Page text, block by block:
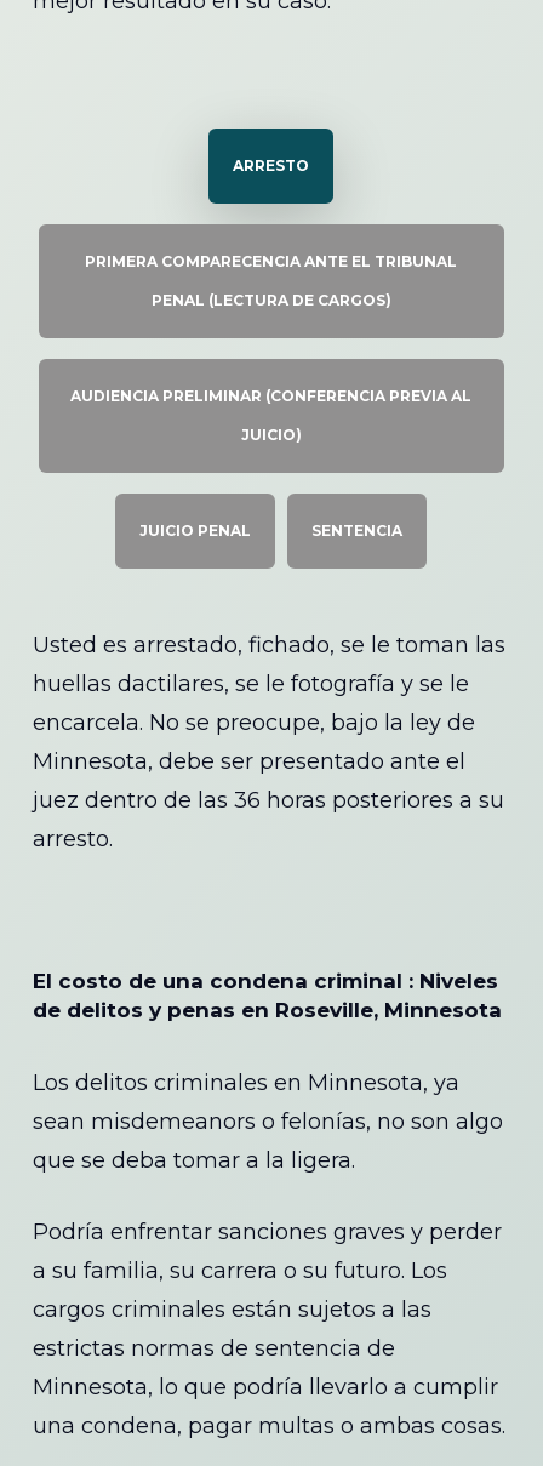
ARRESTO
PRIMERA COMPARECENCIA ANTE EL TRIBUNAL
PENAL (LECTURA DE CARGOS)
AUDIENCIA PRELIMINAR (CONFERENCIA PREVIA AL
JUICIO)
JUICIO PENAL SENTENCIA
Usted es arrestado, fichado, se le toman las
huellas dactilares, se le fotografía y se le
encarcela. No se preocupe, bajo la ley de
Minnesota, debe ser presentado ante el
juez dentro de las 36 horas posteriores a su
arresto.
El costo de una condena criminal : Niveles
de delitos y penas en Roseville, Minnesota
Los delitos criminales en Minnesota, ya
sean misdemeanors o felonías, no son algo
que se deba tomar a la ligera.
Podría enfrentar sanciones graves y perder
a su familia, su carrera o su futuro. Los
cargos criminales están sujetos a las
estrictas normas de sentencia de
Minnesota, lo que podría llevarlo a cumplir
una condena, pagar multas o ambas cosas.